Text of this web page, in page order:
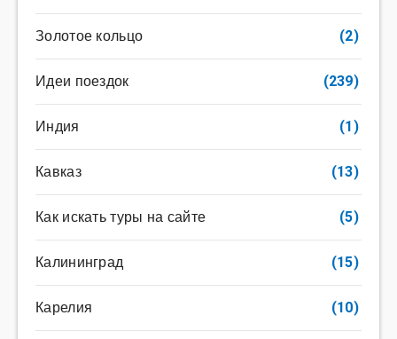
Золотое кольцо (2)
Идеи поездок (239)
Индия (1)
Кавказ (13)
Как искать туры на сайте (5)
Калининград (15)
Карелия (10)